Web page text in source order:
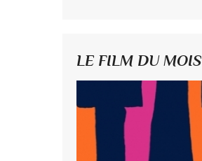
LE FILM DU MOIS